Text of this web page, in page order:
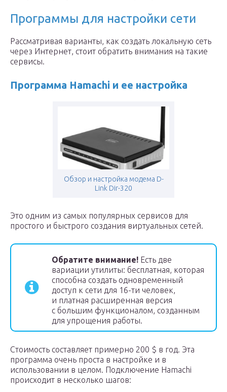
Программы для настройки сети
Рассматривая варианты, как создать локальную сеть
через Интернет, стоит обратить внимания на такие
сервисы.
Программа Hamachi и ее настройка
Обзор и настройка модема D-
Link Dir-320
Это одним из самых популярных сервисов для
простого и быстрого создания виртуальных сетей.
Обратите внимание! Есть две
вариации утилиты: бесплатная, которая
способна создать одновременный
доступ к сети для 16-ти человек,
и платная расширенная версия
с большим функционалом, созданным
для упрощения работы.
Стоимость составляет примерно 200 $ в год. Эта
программа очень проста в настройке и в
использовании в целом. Подключение Hamachi
происходит в несколько шагов: